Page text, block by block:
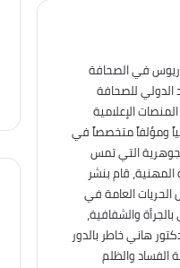
في الصحافة
الدولي للصحافة
الإعلامية
ومؤلفاً متخصصاً في
التي تمس
قام بنشر
الحريات العامة في
والشفافية،
هاني خاطر بالدور
الفساد والظلم